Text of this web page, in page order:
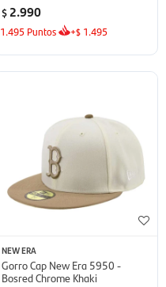
$ 2.990
1.495 Puntos +$ 1.495
NEW ERA
Gorro Cap New Era 5950 -
Bosred Chrome Khaki